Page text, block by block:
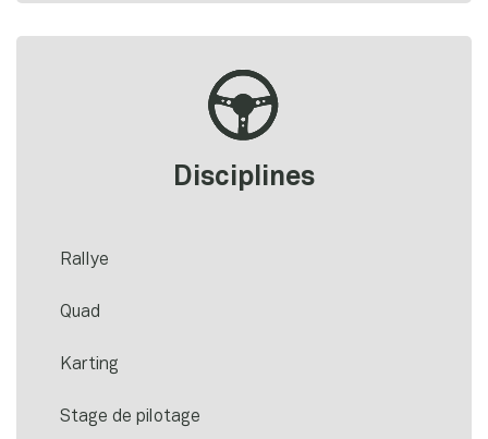
Disciplines
Rallye
Quad
Karting
Stage de pilotage